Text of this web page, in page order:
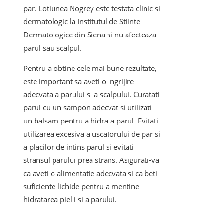
par. Lotiunea Nogrey este testata clinic si
dermatologic la Institutul de Stiinte
Dermatologice din Siena si nu afecteaza
parul sau scalpul.
Pentru a obtine cele mai bune rezultate,
este important sa aveti o ingrijire
adecvata a parului si a scalpului. Curatati
parul cu un sampon adecvat si utilizati
un balsam pentru a hidrata parul. Evitati
utilizarea excesiva a uscatorului de par si
a placilor de intins parul si evitati
stransul parului prea strans. Asigurati-va
ca aveti o alimentatie adecvata si ca beti
suficiente lichide pentru a mentine
hidratarea pielii si a parului.